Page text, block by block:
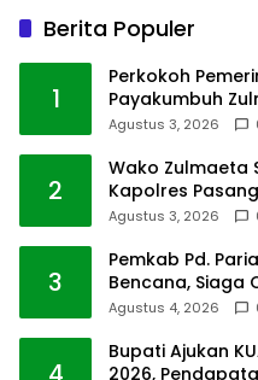
Berita Populer
1
Perkokoh
Payakumbuh
Agustus 3, 2026
2
Wako Zulmaeta
Kapolres
Agustus 3, 2026
3
Pemkab Pd.
Bencana, Siaga
Agustus 4, 2026
Bupati Ajukan
2026,